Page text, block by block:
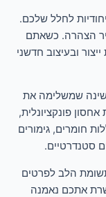
לחלל שלכם.
הצהרה. כשאתם
ובעיצוב חדשני
שמשלימה את
פונקציונלית,
חומרים, גימורים
סטנדרטיים.
הלב לפרטים
אתכם נאמנה